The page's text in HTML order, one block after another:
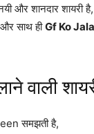
और शानदार शायरी
और साथ हीGf Ko
वाली
समझती है,